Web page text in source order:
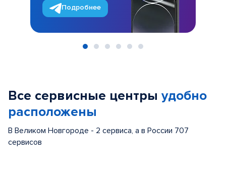
Подробнее
Все сервисные центры удобно
расположены
В Великом Новгороде - 2 сервиса, а в России 707
сервисов